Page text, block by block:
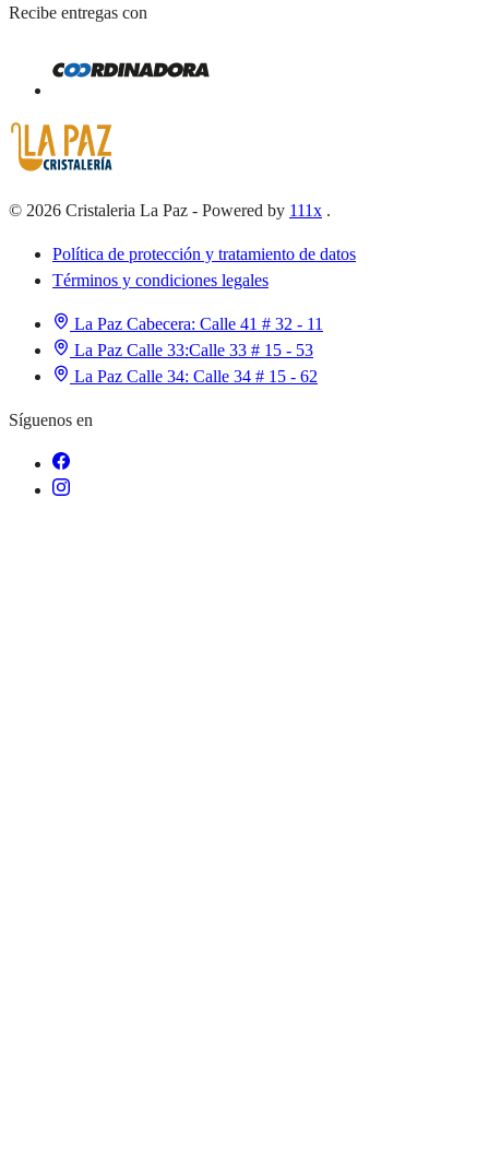
Recibe entregas con
© 2026 Cristaleria La Paz - Powered by 111x .
Política de protección y tratamiento de datos
Términos y condiciones legales
La Paz Cabecera: Calle 41 # 32 - 11
La Paz Calle 33:Calle 33 # 15 - 53
La Paz Calle 34: Calle 34 # 15 - 62
Síguenos en